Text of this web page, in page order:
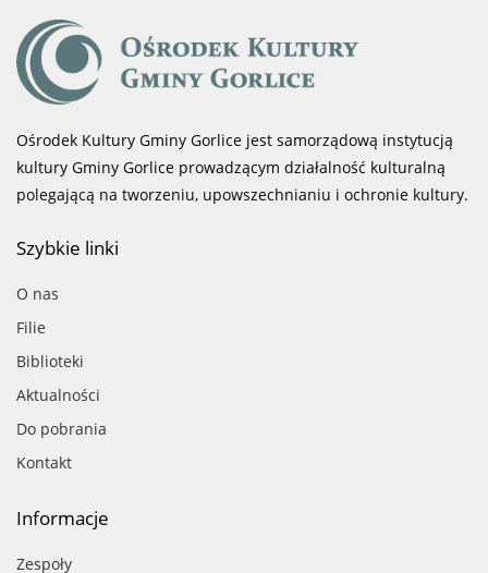
Ośrodek Kultury Gminy Gorlice jest samorządową instytucją
kultury Gminy Gorlice prowadzącym działalność kulturalną
polegającą na tworzeniu, upowszechnianiu i ochronie kultury.
Szybkie linki
O nas
Filie
Biblioteki
Aktualności
Do pobrania
Kontakt
Informacje
Zespoły